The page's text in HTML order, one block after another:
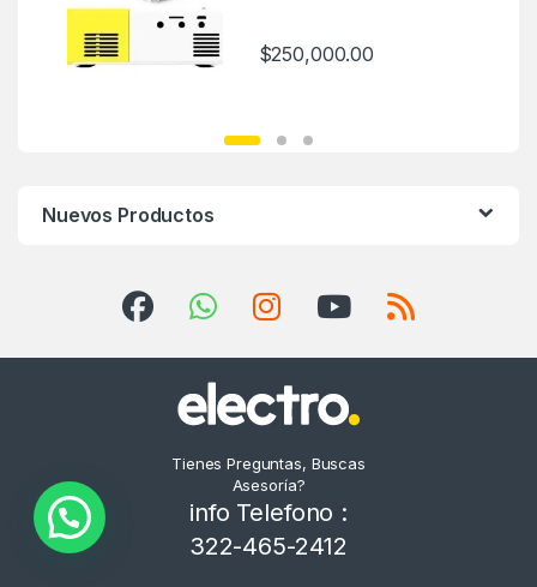
$250,000.00
Nuevos Productos
Tienes Preguntas, Buscas
Asesoría?
info Telefono :
322-465-2412